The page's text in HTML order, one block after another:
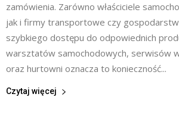
zamówienia. Zarówno właściciele
jak i firmy transportowe czy
szybkiego dostępu do odpowiednich
warsztatów samochodowych, serwisów
oraz hurtowni oznacza to konieczność...
Czytaj więcej